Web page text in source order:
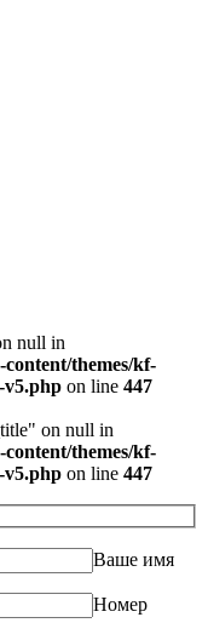
null in
themes/kf-
v5.php on line 447
on null in
themes/kf-
v5.php on line 447
Ваше имя
Номер